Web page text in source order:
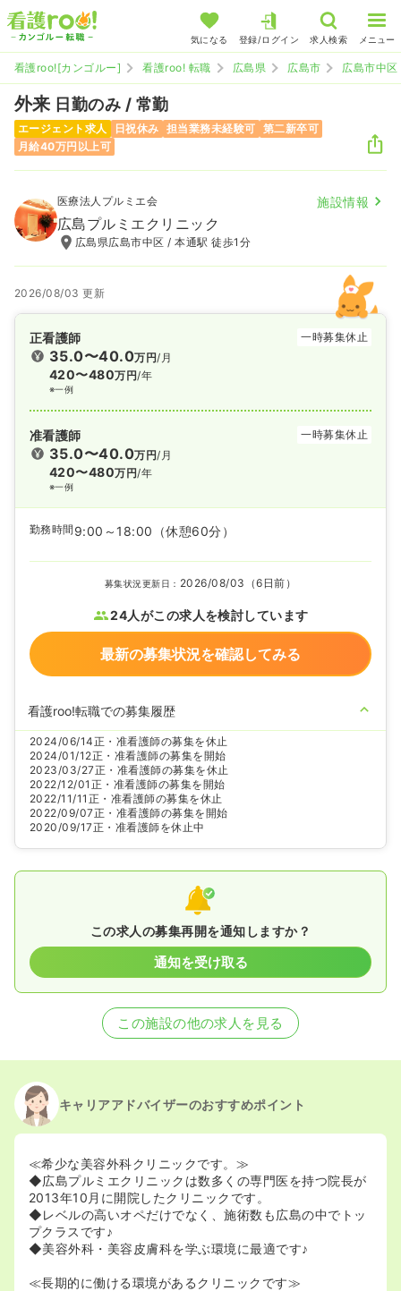
気になる 登録/ログイン 求人検索 メニュー
看護roo![カンゴルー] 看護roo! 転職 広島県 広島市 広島市中区
外来 日勤のみ / 常勤
エージェント求人 日祝休み 担当業務未経験可 第二新卒可
月給40万円以上可
医療法人プルミエ会 施設情報
広島プルミエクリニック
広島県広島市中区 / 本通駅 徒歩1分
2026/08/03 更新
正看護師 一時募集休止
35.0〜40.0万円/月
420〜480万円/年
※一例
准看護師 一時募集休止
35.0〜40.0万円/月
420〜480万円/年
※一例
勤務時間 9:00～18:00 （休憩60分）
募集状況更新日： 2026/08/03（6日前）
24人がこの求人を検討しています
最新の募集状況を確認してみる
看護roo!転職での募集履歴
2024/06/14正・准看護師の募集を休止
2024/01/12正・准看護師の募集を開始
2023/03/27正・准看護師の募集を休止
2022/12/01 正・准看護師の募集を開始
2022/11/11 正・准看護師の募集を休止
2022/09/07正・准看護師の募集を開始
2020/09/17正・准看護師を休止中
この求人の募集再開を通知しますか？
通知を受け取る
この施設の他の求人を見る
キャリアアドバイザーのおすすめポイント
≪希少な美容外科クリニックです。≫
◆広島プルミエクリニックは数多くの専門医を持つ院長が
2013年10月に開院したクリニックです。
◆レベルの高いオペだけでなく、施術数も広島の中でトッ
プクラスです♪
◆美容外科・美容皮膚科を学ぶ環境に最適です♪
≪長期的に働ける環境があるクリニックです≫